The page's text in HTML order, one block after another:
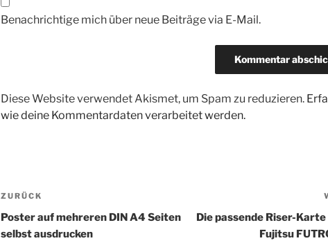
Benachrichtige mich über neue Beiträge via E-Mail.
Diese Website verwendet Akismet, um Spam zu reduzieren.
wie deine Kommentardaten verarbeitet werden.
Beitragsnavigation
Vorheriger
Beitrag
ZURÜCK
Poster auf mehreren DIN A4 Seiten
selbst ausdrucken
Die passende Riser-
Fujitsu